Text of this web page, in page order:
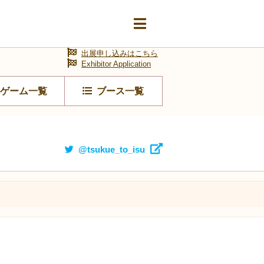
ゲーム一覧 ブース一覧
出展申し込みはこちら
Exhibitor Application
@tsukue_to_isu